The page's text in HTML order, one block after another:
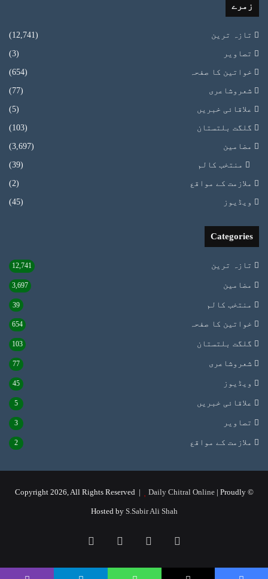
زمرے
تازہ ترین (12,741)
تصاویر (3)
خواتین کا صفحہ (654)
شعروشاعری (77)
علاقائی خبریں (5)
گلگت بلتستان (103)
مضامین (3,697)
منتخب کالم (39)
ملازمت کے مواقع (2)
ویڈیوز (45)
Categories
تازہ ترین 12,741
مضامین 3,697
منتخب کالم 39
خواتین کا صفحہ 654
گلگت بلتستان 103
شعروشاعری 77
ویڈیوز 45
علاقائی خبریں 5
تصاویر 3
ملازمت کے مواقع 2
© Copyright 2026, All Rights Reserved |
Daily Chitral Online| Proudly
Hosted by S.Sabir Ali Shah
Facebook
YouTube